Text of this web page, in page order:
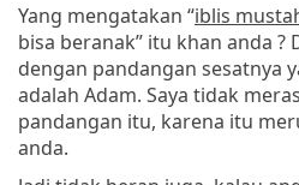
Yang mengatakan “iblis
bisa beranak” itu khan anda ?
dengan pandangan sesatnya
adalah Adam. Saya tidak
pandangan itu, karena itu
anda.